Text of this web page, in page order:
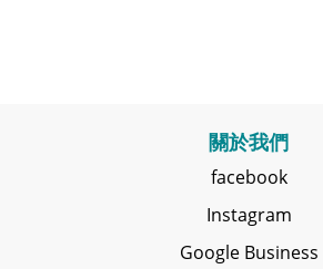
關於我們
facebook
Instagram
Google Business